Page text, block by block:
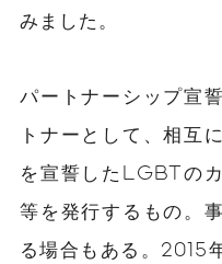
みました。
パートナーシップ宣
トナーとして、相互
を宣誓したLGBTの
等を発行するもの。
る場合もある。2015